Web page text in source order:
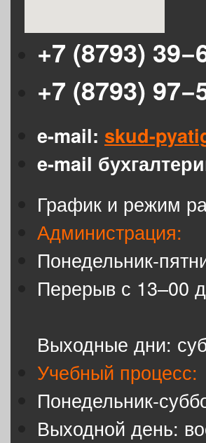
+7 (8793)
+7 (8793)
e-mail: skud-
e-mail
График и режим
Администрация:
Понедельник-
Перерыв с 13–00
Выходные дни:
Учебный процесс:
Понедельник-
Выходной день: